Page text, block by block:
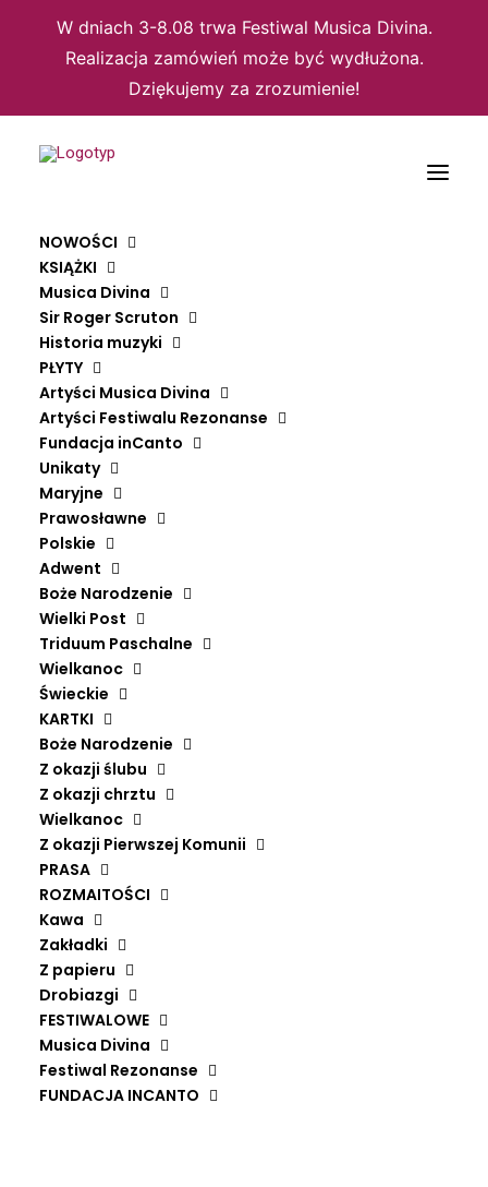
W dniach 3-8.08 trwa Festiwal Musica Divina.
Realizacja zamówień może być wydłużona.
Dziękujemy za zrozumienie!
NOWOŚCI
KSIĄŻKI
Musica Divina
Sir Roger Scruton
Historia muzyki
PŁYTY
Artyści Musica Divina
Artyści Festiwalu Rezonanse
Fundacja inCanto
Unikaty
Maryjne
Prawosławne
Polskie
Adwent
Boże Narodzenie
Wielki Post
Triduum Paschalne
Wielkanoc
Świeckie
KARTKI
Boże Narodzenie
Z okazji ślubu
Z okazji chrztu
Wielkanoc
Z okazji Pierwszej Komunii
PRASA
ROZMAITOŚCI
Kawa
Zakładki
Z papieru
Drobiazgi
FESTIWALOWE
Musica Divina
Festiwal Rezonanse
FUNDACJA INCANTO
Sortuj od najnowszych
Sortuj po cenie od najniższej
Sortuj po cenie od najwyższej
DODAJ DO KOSZYKA
MONTEVERDI – VESPRO DELLA BEATA VERGINE
GUY DE MEY, JORDI SAVALL, LA CAPELLA REIAL DE CATALUNYA, LIVIO
PICOTTI, MARIA CRISTINA KIEHR, MONTSERRAT FIGUERAS, PAOLO